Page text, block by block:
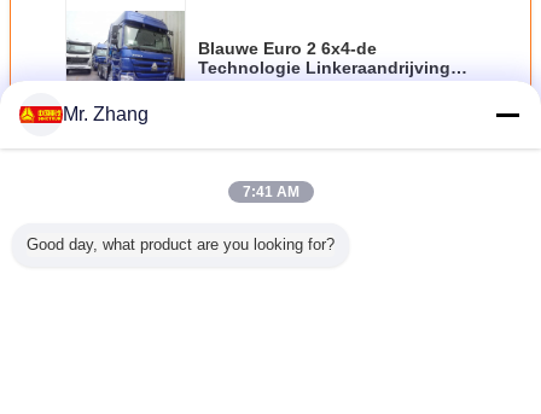
Blauwe Euro 2 6x4-de
Technologie Linkeraandrijving
van Truckwith ZF8118 van de
Doorgaan
Mr. Zhang
7:41 AM
Good day, what product are you looking for?